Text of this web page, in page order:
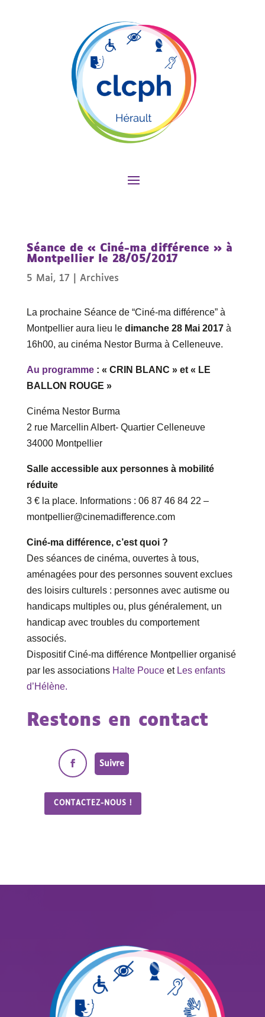
Séance de « Ciné-ma différence » à
Montpellier le 28/05/2017
5 Mai, 17 Archives
La prochaine Séance de “Ciné-ma différence” à
Montpellier aura lieu le dimanche 28 Mai 2017à
16h00, au cinéma Nestor Burma à Celleneuve.
Au programme: « CRIN BLANC » et « LE
BALLON ROUGE »
Cinéma Nestor Burma
2 rue Marcellin Albert- Quartier Celleneuve
34000 Montpellier
Salle accessible aux personnes à mobilité
réduite
3 € la place. Informations : 06 87 46 84 22 –
montpellier@cinemadifference.com
Ciné-ma différence, c’est quoi ?
Des séances de cinéma, ouvertes à tous,
aménagées pour des personnes souvent exclues
des loisirs culturels : personnes avec autisme ou
handicaps multiples ou, plus généralement, un
handicap avec troubles du comportement
associés.
Dispositif Ciné-ma différence Montpellier organisé
par les associations Halte Pouceet Les enfants
d’Hélène.
Restons en contact
Suivre
CONTACTEZ-NOUS !